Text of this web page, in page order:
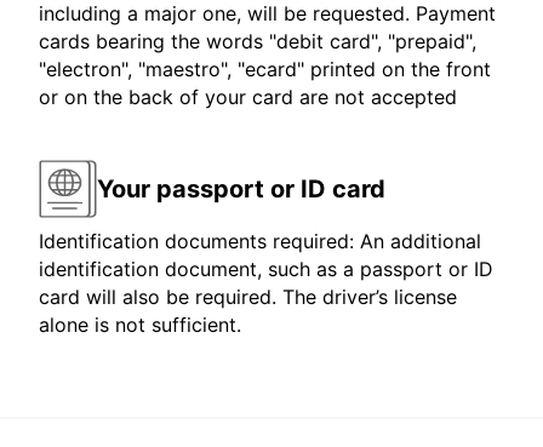
including a major one, will be requested. Payment
cards bearing the words "debit card", "prepaid",
"electron", "maestro", "ecard" printed on the front
or on the back of your card are not accepted
Your passport or ID card
Identification documents required: An additional
identification document, such as a passport or ID
card will also be required. The driver’s license
alone is not sufficient.